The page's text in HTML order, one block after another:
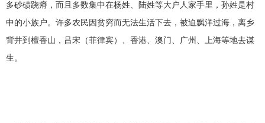
多砂碛跷瘠，而且多数集中在杨姓、陆姓等大户人家手里，孙姓是村
中的小族户。许多农民因贫穷而无法生活下去，被迫飘洋过海，离乡
背井到檀香山，吕宋（菲律宾）、香港、澳门、广州、上海等地去谋
生。